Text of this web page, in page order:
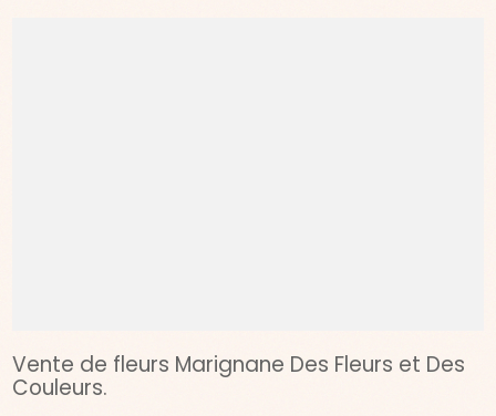
Vente de fleurs Marignane Des Fleurs et Des
Couleurs.